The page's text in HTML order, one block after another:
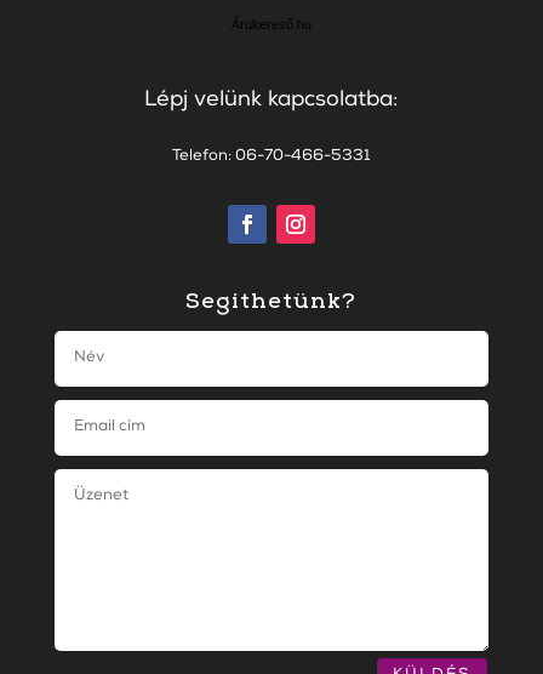
Árukereső.hu
Lépj velünk kapcsolatba:
Telefon: 06-70-466-5331
Segíthetünk?